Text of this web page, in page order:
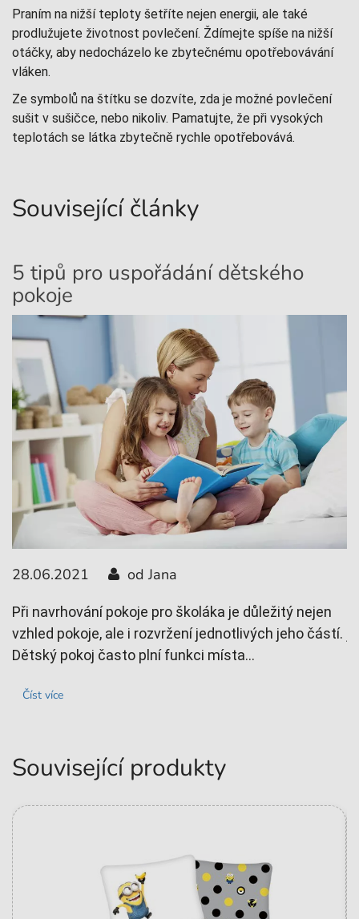
Praním na nižší teploty šetříte nejen energii, ale také
prodlužujete životnost povlečení. Ždímejte spíše na nižší
otáčky, aby nedocházelo ke zbytečnému opotřebovávání
vláken.
Ze symbolů na štítku se dozvíte, zda je možné povlečení
sušit v sušičce, nebo nikoliv. Pamatujte, že při vysokých
teplotách se látka zbytečně rychle opotřebovává.
Související články
5 tipů pro uspořádání dětského
pokoje
28.06.2021 od Jana
Při navrhování pokoje pro školáka je důležitý nejen
vzhled pokoje, ale i rozvržení jednotlivých jeho částí.
Dětský pokoj často plní funkci místa...
Číst více
Související produkty